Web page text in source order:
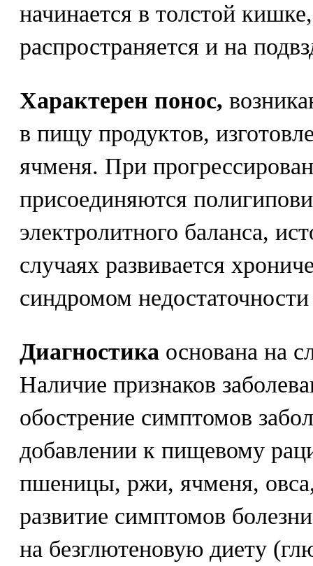
начинается в толстой
распространяется и на
Характерен понос,
в пищу продуктов,
ячменя. При
присоединяются
электролитного баланса,
случаях развивается
синдромом
Диагностика основана на
Наличие признаков
обострение симптомов
добавлении к пищевому
пшеницы, ржи, ячменя,
развитие симптомов
на безглютеновую диету